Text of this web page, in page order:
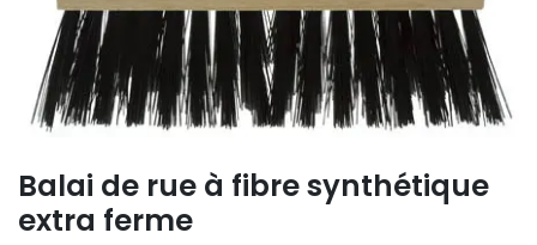
Balai de rue à fibre synthétique
extra ferme